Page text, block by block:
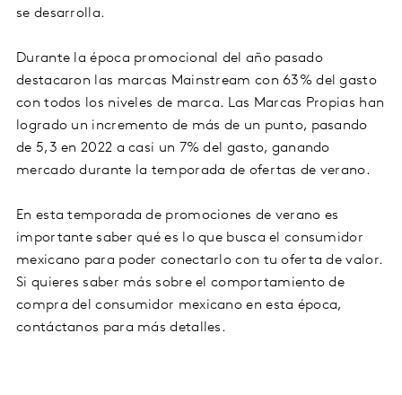
se desarrolla.
Durante la época promocional del año pasado
destacaron las marcas Mainstream con 63% del gasto
con todos los niveles de marca. Las Marcas Propias han
logrado un incremento de más de un punto, pasando
de 5,3 en 2022 a casi un 7% del gasto, ganando
mercado durante la temporada de ofertas de verano.
En esta temporada de promociones de verano es
importante saber qué es lo que busca el consumidor
mexicano para poder conectarlo con tu oferta de valor.
Si quieres saber más sobre el comportamiento de
compra del consumidor mexicano en esta época,
contáctanos para más detalles.